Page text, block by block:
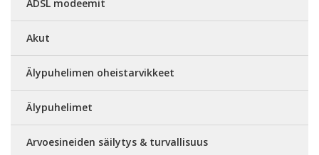
ADSL modeemit
Akut
Älypuhelimen oheistarvikkeet
Älypuhelimet
Arvoesineiden säilytys & turvallisuus